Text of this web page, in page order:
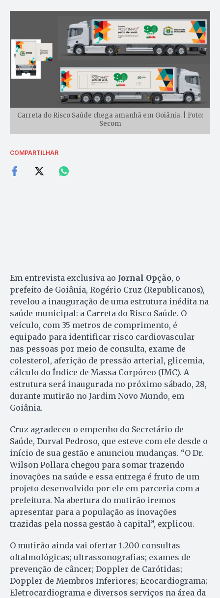
Carreta do Risco Saúde chega amanhã em Goiânia. | Foto:
Secom
COMPARTILHAR
Em entrevista exclusiva ao Jornal Opção, o
prefeito de Goiânia, Rogério Cruz (Republicanos),
revelou a inauguração de uma estrutura inédita na
saúde municipal: a Carreta do Risco Saúde. O
veículo, com 35 metros de comprimento, é
equipado para identificar risco cardiovascular
nas pessoas por meio de consulta, exame de
colesterol, aferição de pressão arterial, glicemia,
cálculo do Índice de Massa Corpóreo (IMC). A
estrutura será inaugurada no próximo sábado, 28,
durante mutirão no Jardim Novo Mundo, em
Goiânia.
Cruz agradeceu o empenho do Secretário de
Saúde, Durval Pedroso, que esteve com ele desde o
início de sua gestão e anunciou mudanças. “O Dr.
Wilson Pollara chegou para somar trazendo
inovações na saúde e essa entrega é fruto de um
projeto desenvolvido por ele em parceria com a
prefeitura. Na abertura do mutirão iremos
apresentar para a população as inovações
trazidas pela nossa gestão à capital”, explicou.
O mutirão ainda vai ofertar 1.200 consultas
oftalmológicas; ultrassonografias; exames de
prevenção de câncer; Doppler de Carótidas;
Doppler de Membros Inferiores; Ecocardiograma;
Eletrocardiograma e diversos serviços na área da